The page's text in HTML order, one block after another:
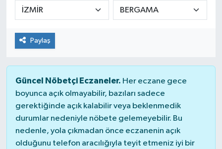
Paylaş
Güncel Nöbetçi Eczaneler. Her eczane gece
boyunca açık olmayabilir, bazıları sadece
gerektiğinde açık kalabilir veya beklenmedik
durumlar nedeniyle nöbete gelemeyebilir. Bu
nedenle, yola çıkmadan önce eczanenin açık
olduğunu telefon aracılığıyla teyit etmeniz iyi bir